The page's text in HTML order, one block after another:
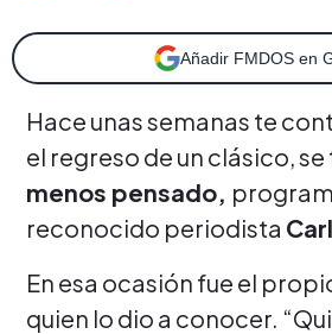
Añadir FMDOS en
Hace unas semanas te
el regreso de un clásico,
menos pensado,
reconocido periodista
En esa ocasión fue el
quien lo dio a conocer.